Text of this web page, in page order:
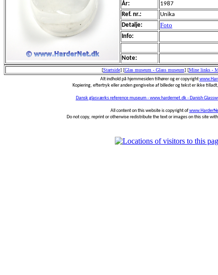
År:
1987
Ref. nr.:
Unika
Detalje:
Foto
Info:
Note:
[Startside] [Glas museum - Glass museum] [Mine links -
Alt indhold på hjemmesiden tilhører og er copyright
Kopiering, eftertryk eller anden gengivelse af billeder og tekst er ikke
Dansk glasværks reference museum - www.hardernet.dk - Danish
All content on this website is copyright of
Do not copy, reprint or otherwise redistribute the text or images on this site